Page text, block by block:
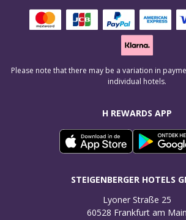
H REWARDS APP
STEIGENBERGER HOTELS
Lyoner Straße 25
60528 Frankfurt am Main
Please note that there may be a variation in
individual hotels.